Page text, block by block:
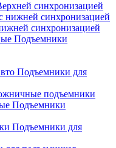
синхронизацией
синхронизацией
Подъемники
Подъемники для
подъемники
Подъемники
Подъемники для